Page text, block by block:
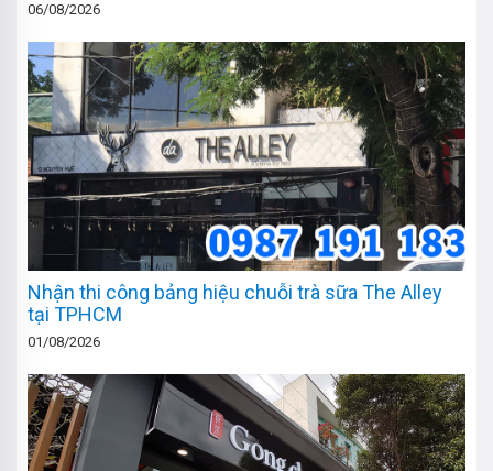
06/08/2026
Nhận thi công bảng hiệu chuỗi trà sữa The Alley
tại TPHCM
01/08/2026